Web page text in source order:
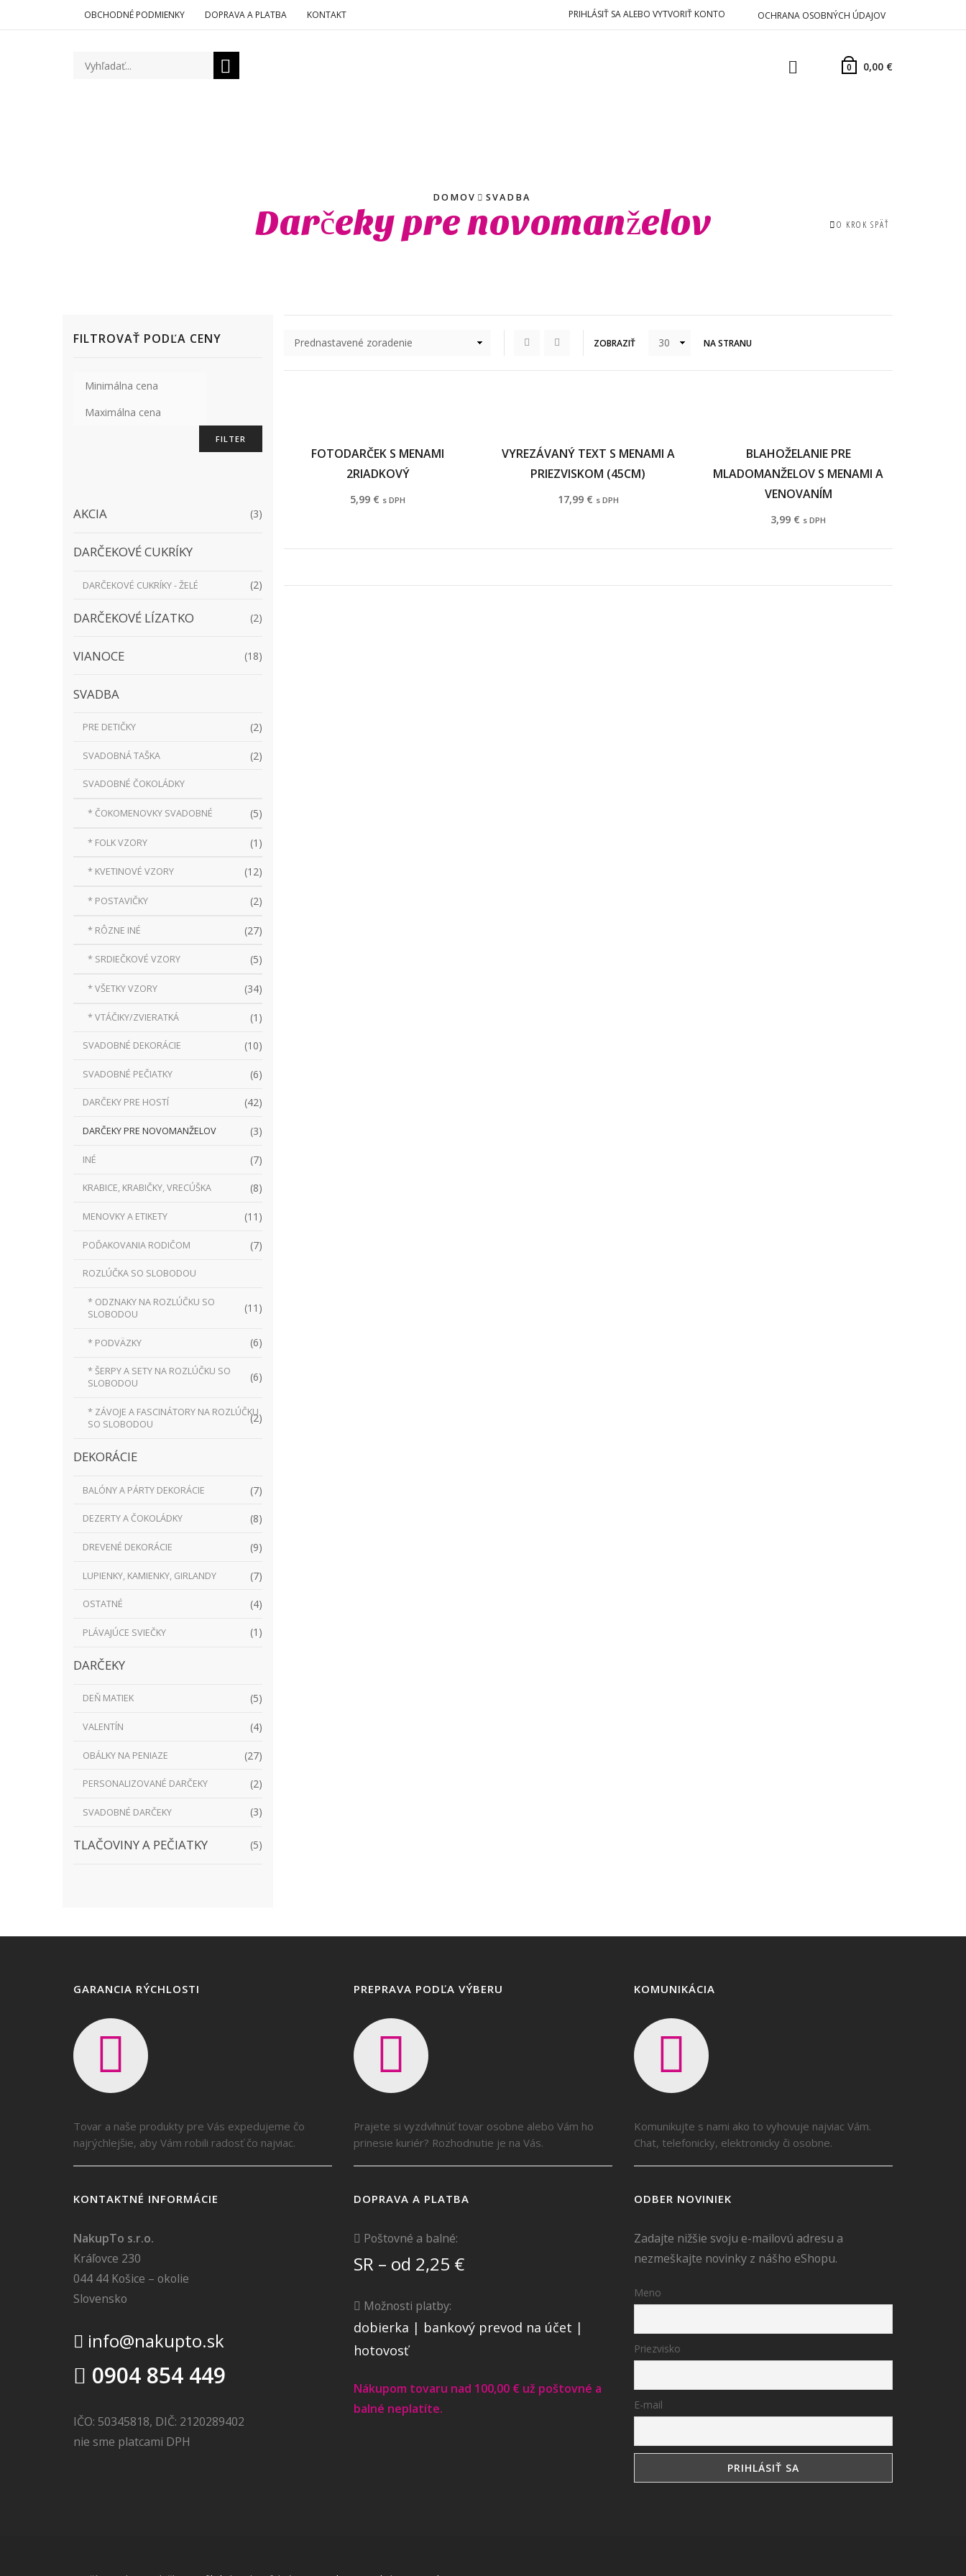
OBCHODNÉ PODMIENKY DOPRAVA A PLATBA KONTAKT PRIHLÁSIŤ SA ALEBO VYTVORIŤ KONTO OCHRANA OSOBNÝCH ÚDAJOV
0 0,00 €
DOMOV SVADBA
Darčeky pre novomanželov O KROK SPÄŤ
ZOBRAZIŤ NA STRANU
FOTODARČEK S MENAMI
2RIADKOVÝ
5,99 € s DPH
VYREZÁVANÝ TEXT S MENAMI A
PRIEZVISKOM (45CM)
17,99 € s DPH
BLAHOŽELANIE PRE
MLADOMANŽELOV S MENAMI A
VENOVANÍM
3,99 € s DPH
FILTROVAŤ PODĽA CENY
FILTER
AKCIA (3)
DARČEKOVÉ CUKRÍKY
DARČEKOVÉ CUKRÍKY - ŽELÉ (2)
DARČEKOVÉ LÍZATKO (2)
VIANOCE (18)
SVADBA
PRE DETIČKY (2)
SVADOBNÁ TAŠKA (2)
SVADOBNÉ ČOKOLÁDKY
* ČOKOMENOVKY SVADOBNÉ (5)
* FOLK VZORY (1)
* KVETINOVÉ VZORY (12)
* POSTAVIČKY (2)
* RÔZNE INÉ (27)
* SRDIEČKOVÉ VZORY (5)
* VŠETKY VZORY (34)
* VTÁČIKY/ZVIERATKÁ (1)
SVADOBNÉ DEKORÁCIE (10)
SVADOBNÉ PEČIATKY (6)
DARČEKY PRE HOSTÍ (42)
DARČEKY PRE NOVOMANŽELOV (3)
INÉ (7)
KRABICE, KRABIČKY, VRECÚŠKA (8)
MENOVKY A ETIKETY (11)
POĎAKOVANIA RODIČOM (7)
ROZLÚČKA SO SLOBODOU
* ODZNAKY NA ROZLÚČKU SO
SLOBODOU
(11)
* PODVÄZKY (6)
* ŠERPY A SETY NA ROZLÚČKU SO
SLOBODOU
(6)
* ZÁVOJE A FASCINÁTORY NA ROZLÚČKU
SO SLOBODOU
(2)
DEKORÁCIE
BALÓNY A PÁRTY DEKORÁCIE (7)
DEZERTY A ČOKOLÁDKY (8)
DREVENÉ DEKORÁCIE (9)
LUPIENKY, KAMIENKY, GIRLANDY (7)
OSTATNÉ (4)
PLÁVAJÚCE SVIEČKY (1)
DARČEKY
DEŇ MATIEK (5)
VALENTÍN (4)
OBÁLKY NA PENIAZE (27)
PERSONALIZOVANÉ DARČEKY (2)
SVADOBNÉ DARČEKY (3)
TLAČOVINY A PEČIATKY (5)
GARANCIA RÝCHLOSTI
Tovar a naše produkty pre Vás expedujeme čo
najrýchlejšie, aby Vám robili radosť čo najviac.
KONTAKTNÉ INFORMÁCIE
NakupTo s.r.o.
Kráľovce 230
044 44 Košice – okolie
Slovensko
info@nakupto.sk
0904 854 449
IČO: 50345818, DIČ: 2120289402
nie sme platcami DPH
PREPRAVA PODĽA VÝBERU
Prajete si vyzdvihnúť tovar osobne alebo Vám ho
prinesie kuriér? Rozhodnutie je na Vás.
DOPRAVA A PLATBA
Poštovné a balné:
SR – od 2,25 €
Možnosti platby:
dobierka | bankový prevod na účet |
hotovosť
Nákupom tovaru nad 100,00 € už poštovné a
balné neplatíte.
KOMUNIKÁCIA
Komunikujte s nami ako to vyhovuje najviac Vám.
Chat, telefonicky, elektronicky či osobne.
ODBER NOVINIEK
Zadajte nižšie svoju e-mailovú adresu a
nezmeškajte novinky z nášho eShopu.
Meno
Priezvisko
E-mail